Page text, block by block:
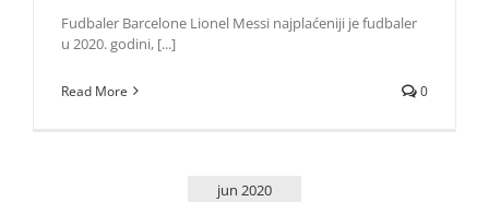
Fudbaler Barcelone Lionel Messi najplaćeniji je fudbaler
u 2020. godini, [...]
Read More 0
jun 2020